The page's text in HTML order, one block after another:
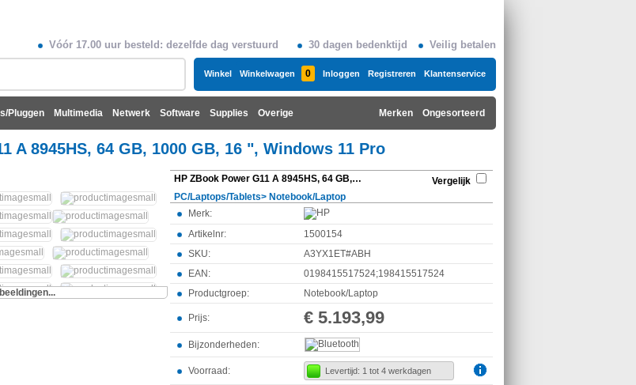
Vóór 17.00 uur besteld: dezelfde dag verstuurd 30 dagen bedenktijd Veilig betalen
Winkel Winkelwagen 0 Inloggen Registreren Klantenservice
Pluggen Multimedia Netwerk Software Supplies Overige Ongesorteerd
Merken
A 8945HS, 64 GB, 1000 GB, 16 ", Windows 11 Pro
HP ZBook Power G11 A 8945HS, 64 GB, 1000 GB, 16 ", Windows 11 Pro
Vergelijk
PC/Laptops/Tablets> Notebook/Laptop
Merk:
Artikelnr:
1500154
SKU:
A3YX1ET#ABH
EAN:
0198415517524;198415517524
Productgroep:
Notebook/Laptop
Prijs: € 5.193,99
Bijzonderheden:
Voorraad: Levertijd: 1 tot 4 werkdagen